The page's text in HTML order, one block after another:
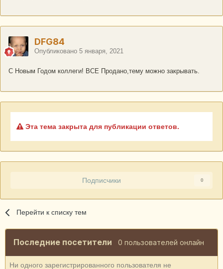
DFG84
Опубликовано 5 января, 2021
С Новым Годом коллеги! ВСЕ Продано,тему можно закрывать.
Эта тема закрыта для публикации ответов.
Подписчики 0
Перейти к списку тем
Последние посетители 0 пользователей онлайн
Ни одного зарегистрированного пользователя не